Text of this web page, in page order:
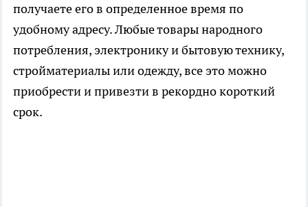
получаете его в определенное время по
удобному адресу. Любые товары народного
потребления, электронику и бытовую технику,
стройматериалы или одежду, все это можно
приобрести и привезти в рекордно короткий
срок.